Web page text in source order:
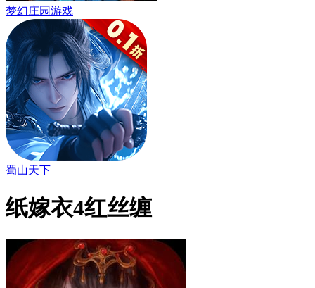
梦幻庄园游戏
蜀山天下
纸嫁衣4红丝缠